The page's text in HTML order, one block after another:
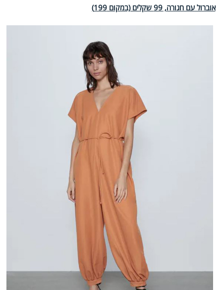
אוברול עם חגורה, 99 שקלים (במקום 199)